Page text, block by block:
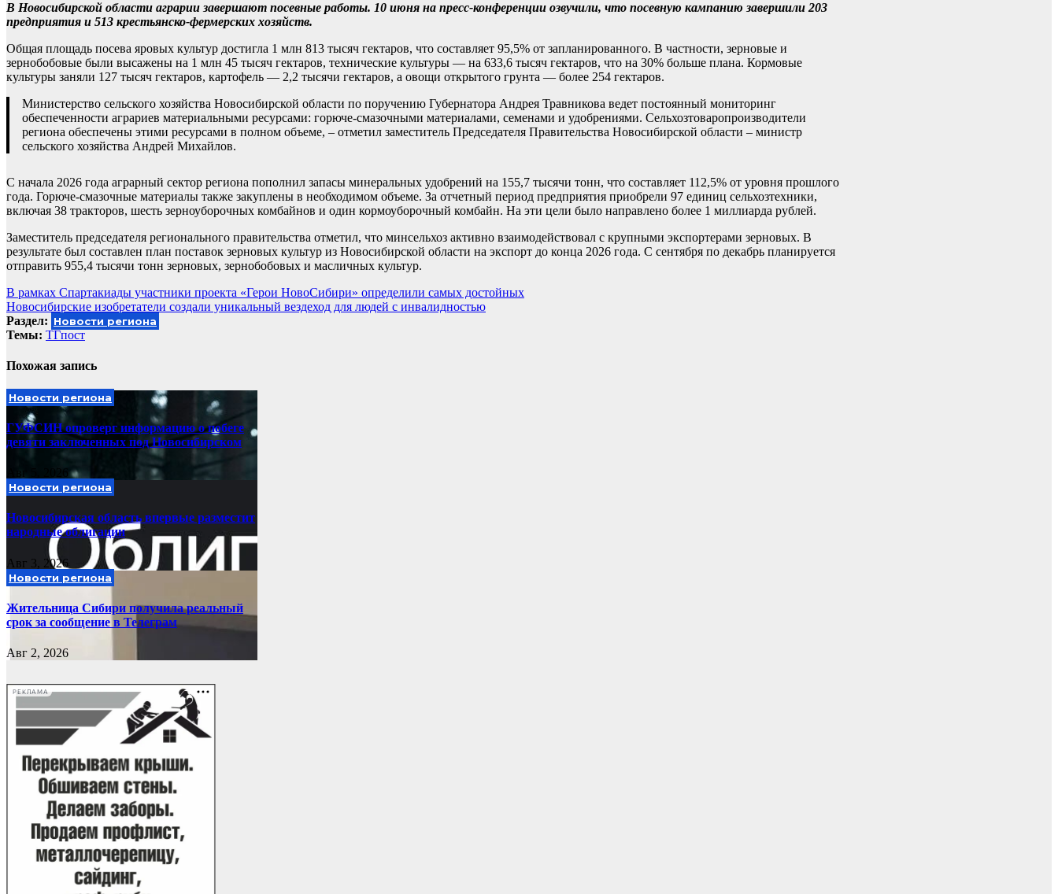
В Новосибирской области аграрии завершают посевные работы. 10 июня на пресс-конференции озвучили, что посевную кампанию завершили 203
предприятия и 513 крестьянско-фермерских хозяйств.
Общая площадь посева яровых культур достигла 1 млн 813 тысяч гектаров, что составляет 95,5% от запланированного. В частности, зерновые и
зернобобовые были высажены на 1 млн 45 тысяч гектаров, технические культуры — на 633,6 тысяч гектаров, что на 30% больше плана. Кормовые
культуры заняли 127 тысяч гектаров, картофель — 2,2 тысячи гектаров, а овощи открытого грунта — более 254 гектаров.
Министерство сельского хозяйства Новосибирской области по поручению Губернатора Андрея Травникова ведет постоянный мониторинг
обеспеченности аграриев материальными ресурсами: горюче‑смазочными материалами, семенами и удобрениями. Сельхозтоваропроизводители
региона обеспечены этими ресурсами в полном объеме, – отметил заместитель Председателя Правительства Новосибирской области – министр
сельского хозяйства Андрей Михайлов.
С начала 2026 года аграрный сектор региона пополнил запасы минеральных удобрений на 155,7 тысячи тонн, что составляет 112,5% от уровня прошлого
года. Горюче-смазочные материалы также закуплены в необходимом объеме. За отчетный период предприятия приобрели 97 единиц сельхозтехники,
включая 38 тракторов, шесть зерноуборочных комбайнов и один кормоуборочный комбайн. На эти цели было направлено более 1 миллиарда рублей.
Заместитель председателя регионального правительства отметил, что минсельхоз активно взаимодействовал с крупными экспортерами зерновых. В
результате был составлен план поставок зерновых культур из Новосибирской области на экспорт до конца 2026 года. С сентября по декабрь планируется
отправить 955,4 тысячи тонн зерновых, зернобобовых и масличных культур.
Навигация
по
записям
В рамках Спартакиады участники проекта «Герои НовоСибири» определили самых достойных
Новосибирские изобретатели создали уникальный вездеход для людей с инвалидностью
Раздел: Новости региона
Темы: ТГпост
Похожая запись
Новости региона
ГУФСИН опроверг информацию о побеге
девяти заключенных под Новосибирском
Новости региона
Новосибирская область впервые разместит
народные облигации
Авг 3, 2026
Новости региона
Жительница Сибири получила реальный
срок за сообщение в Телеграм
Авг 2, 2026
РЕКЛАМА